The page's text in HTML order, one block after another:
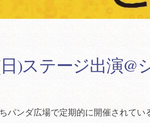
日)ステージ出演
パンダ広場で定期的に開催されてい